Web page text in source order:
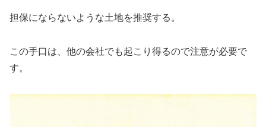
担保にならないような土地を推奨する。
この手口は、他の会社でも起こり得るので注意が必要で
す。